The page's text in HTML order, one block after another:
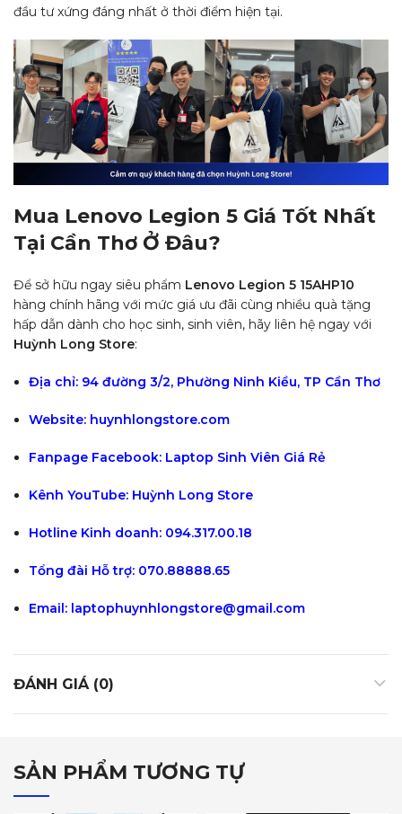
đầu tư xứng đáng nhất ở thời điểm hiện tại.
Mua Lenovo Legion 5 Giá Tốt Nhất
Tại Cần Thơ Ở Đâu?
Để sở hữu ngay siêu phẩm Lenovo Legion 5 15AHP10
hàng chính hãng với mức giá ưu đãi cùng nhiều quà tặng
hấp dẫn dành cho học sinh, sinh viên, hãy liên hệ ngay với
Huỳnh Long Store:
Địa chỉ: 94 đường 3/2, Phường Ninh Kiều, TP Cần Thơ
Website: huynhlongstore.com
Fanpage Facebook: Laptop Sinh Viên Giá Rẻ
Kênh YouTube: Huỳnh Long Store
Hotline Kinh doanh: 094.317.00.18
Tổng đài Hỗ trợ: 070.88888.65
Email: laptophuynhlongstore@gmail.com
ĐÁNH GIÁ (0)
SẢN PHẨM TƯƠNG TỰ